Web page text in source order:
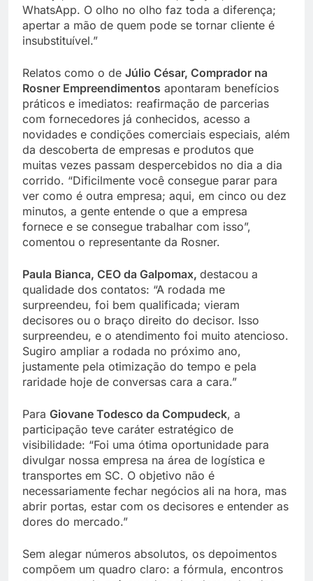
WhatsApp. O olho no olho faz toda a diferença;
apertar a mão de quem pode se tornar cliente é
insubstituível.”
Relatos como o de Júlio César, Comprador na
Rosner Empreendimentos apontaram benefícios
práticos e imediatos: reafirmação de parcerias
com fornecedores já conhecidos, acesso a
novidades e condições comerciais especiais, além
da descoberta de empresas e produtos que
muitas vezes passam despercebidos no dia a dia
corrido. “Dificilmente você consegue parar para
ver como é outra empresa; aqui, em cinco ou dez
minutos, a gente entende o que a empresa
fornece e se consegue trabalhar com isso”,
comentou o representante da Rosner.
Paula Bianca, CEO da Galpomax, destacou a
qualidade dos contatos: “A rodada me
surpreendeu, foi bem qualificada; vieram
decisores ou o braço direito do decisor. Isso
surpreendeu, e o atendimento foi muito atencioso.
Sugiro ampliar a rodada no próximo ano,
justamente pela otimização do tempo e pela
raridade hoje de conversas cara a cara.”
Para Giovane Todesco da Compudeck, a
participação teve caráter estratégico de
visibilidade: “Foi uma ótima oportunidade para
divulgar nossa empresa na área de logística e
transportes em SC. O objetivo não é
necessariamente fechar negócios ali na hora, mas
abrir portas, estar com os decisores e entender as
dores do mercado.”
Sem alegar números absolutos, os depoimentos
compõem um quadro claro: a fórmula, encontros